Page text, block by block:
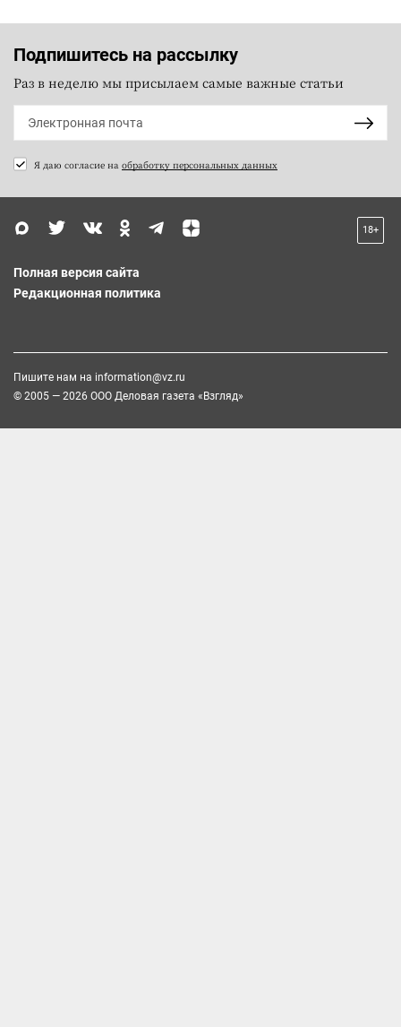
Подпишитесь на рассылку
Раз в неделю мы присылаем самые важные статьи
Я даю согласие на обработку персональных данных
18+
Полная версия сайта
Редакционная политика
Пишите нам на information@vz.ru
© 2005 — 2026 ООО Деловая газета «Взгляд»